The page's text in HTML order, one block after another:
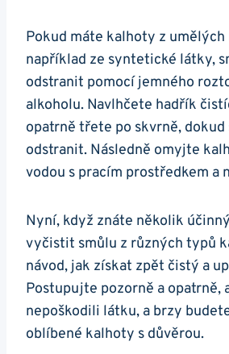
Pokud máte kalhoty z
například ze syntetické látky,
odstranit pomocí jemného
alkoholu. Navlhčete hadřík
opatrně třete po skvrně, dokud
odstranit. Následně omyjte
vodou s pracím prostředkem a
Nyní, když znáte několik
vyčistit smůlu z různých typů
návod, jak získat zpět čistý a
Postupujte pozorně a opatrně,
nepoškodili látku, a brzy
oblíbené kalhoty s důvěrou.